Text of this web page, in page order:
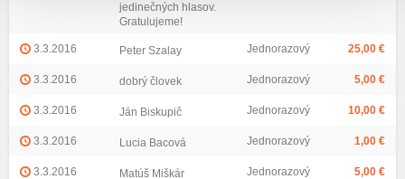
jedinečných hlasov.
Gratulujeme!
3.3.2016 Peter Szalay Jednorazový 25,00 €
3.3.2016 dobrý človek Jednorazový 5,00 €
3.3.2016 Ján Biskupič Jednorazový 10,00 €
3.3.2016 Lucia Bacová Jednorazový 1,00 €
3.3.2016 Matúš Miškár Jednorazový 5,00 €